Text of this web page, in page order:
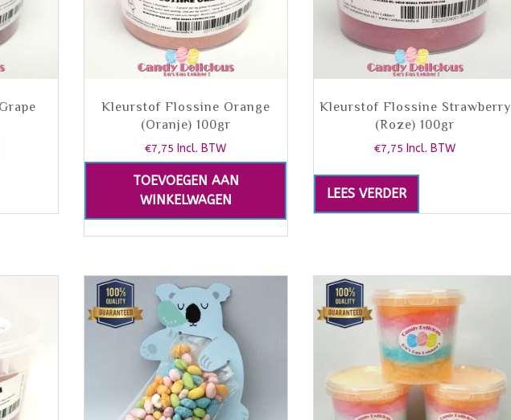
Kleurstof Flossine Orange
(Oranje) 100gr
€7,75 Incl. BTW
TOEVOEGEN AAN
WINKELWAGEN
Kleurstof Flossine Strawberry
(Roze) 100gr
€7,75 Incl. BTW
LEES VERDER